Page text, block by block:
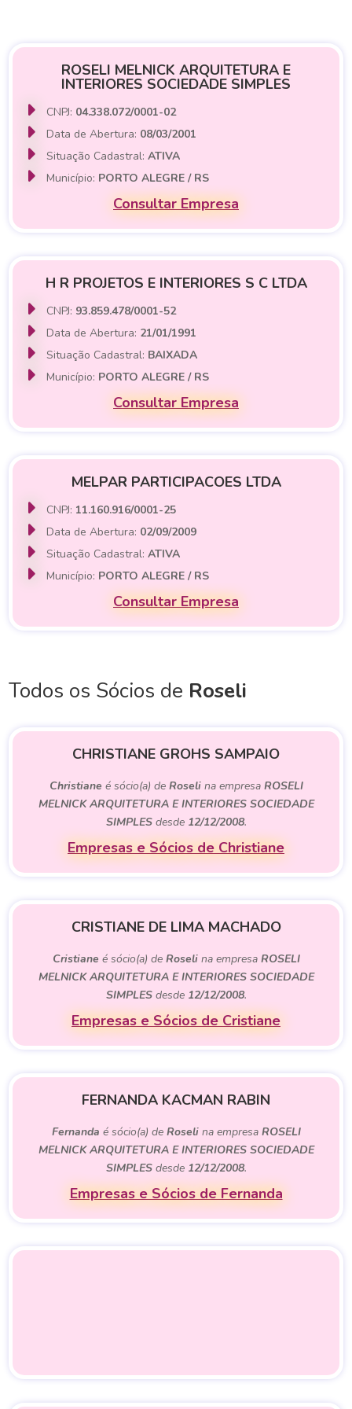
ROSELI MELNICK ARQUITETURA E
INTERIORES SOCIEDADE SIMPLES
CNPJ: 04.338.072/0001-02
Data de Abertura: 08/03/2001
Situação Cadastral:ATIVA
Município: PORTO ALEGRE / RS
Consultar Empresa
H R PROJETOS E INTERIORES S C LTDA
CNPJ: 93.859.478/0001-52
Data de Abertura: 21/01/1991
Situação Cadastral: BAIXADA
Município: PORTO ALEGRE / RS
Consultar Empresa
MELPAR PARTICIPACOES LTDA
CNPJ: 11.160.916/0001-25
Data de Abertura: 02/09/2009
Situação Cadastral:ATIVA
Município: PORTO ALEGRE / RS
Consultar Empresa
Todos os Sócios de Roseli
CHRISTIANE GROHS SAMPAIO
Christiane é sócio(a) de Roselina empresa ROSELI
MELNICK ARQUITETURA E INTERIORES SOCIEDADE
SIMPLESdesde 12/12/2008.
Empresas e Sócios de Christiane
CRISTIANE DE LIMA MACHADO
Cristiane é sócio(a) de Roselina empresa ROSELI
MELNICK ARQUITETURA E INTERIORES SOCIEDADE
SIMPLESdesde 12/12/2008.
Empresas e Sócios de Cristiane
FERNANDA KACMAN RABIN
Fernanda é sócio(a) de Roselina empresa ROSELI
MELNICK ARQUITETURA E INTERIORES SOCIEDADE
SIMPLESdesde 12/12/2008.
Empresas e Sócios de Fernanda